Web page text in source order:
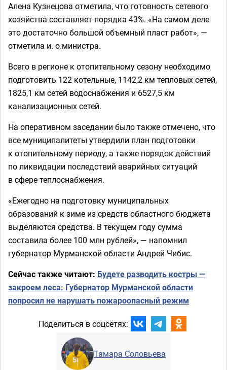
Алена Кузнецова отметила, что готовность сетевого
хозяйства составляет порядка 43%. «На самом деле
это достаточно большой объемный пласт работ», —
отметила и. о.министра.
Всего в регионе к отопительному сезону необходимо
подготовить 122 котельные, 1142,2 км тепловых сетей,
1825,1 км сетей водоснабжения и 6527,5 км
канализационных сетей.
На оперативном заседании было также отмечено, что
все муниципалитеты утвердили план подготовки
к отопительному периоду, а также порядок действий
по ликвидации последствий аварийных ситуаций
в сфере теплоснабжения.
«Ежегодно на подготовку муниципальных
образований к зиме из средств областного бюджета
выделяются средства. В текущем году сумма
составила более 100 млн рублей», — напомнил
губернатор Мурманской области Андрей Чибис.
Сейчас также читают: Будете разводить костры —
закроем леса: Губернатор Мурманской области
попросил не нарушать пожароопасный режим
Поделиться в соцсетях:
Тамара Соловьева